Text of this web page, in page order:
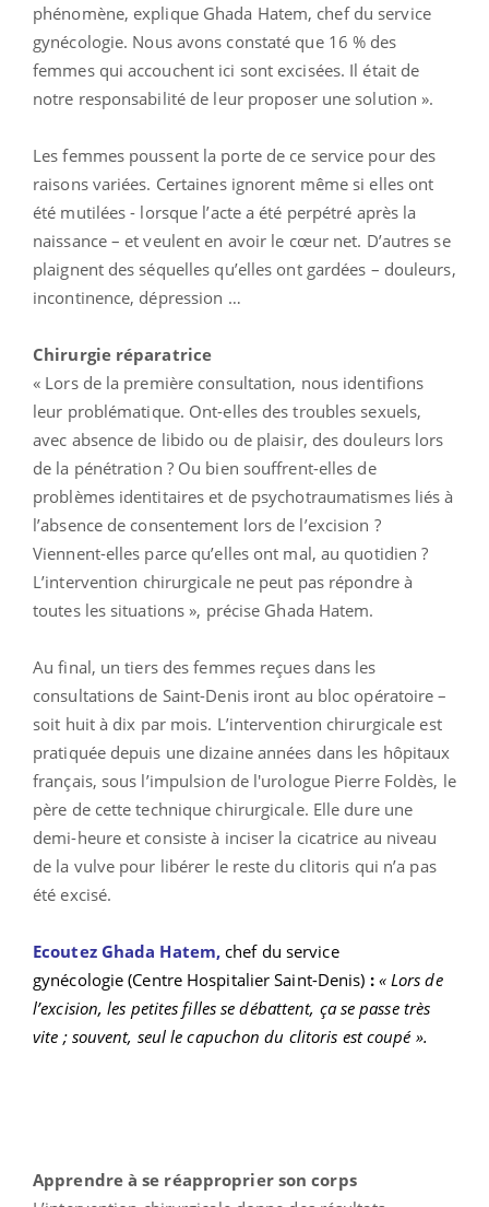
phénomène, explique Ghada Hatem, chef du service
gynécologie. Nous avons constaté que 16 % des
femmes qui accouchent ici sont excisées. Il était de
notre responsabilité de leur proposer une solution ».
Les femmes poussent la porte de ce service pour des
raisons variées. Certaines ignorent même si elles ont
été mutilées - lorsque l’acte a été perpétré après la
naissance – et veulent en avoir le cœur net. D’autres se
plaignent des séquelles qu’elles ont gardées – douleurs,
incontinence, dépression …
Chirurgie réparatrice
« Lors de la première consultation, nous identifions
leur problématique. Ont-elles des troubles sexuels,
avec absence de libido ou de plaisir, des douleurs lors
de la pénétration ? Ou bien souffrent-elles de
problèmes identitaires et de psychotraumatismes liés à
l’absence de consentement lors de l’excision ?
Viennent-elles parce qu’elles ont mal, au quotidien ?
L’intervention chirurgicale ne peut pas répondre à
toutes les situations », précise Ghada Hatem.
Au final, un tiers des femmes reçues dans les
consultations de Saint-Denis iront au bloc opératoire –
soit huit à dix par mois. L’intervention chirurgicale est
pratiquée depuis une dizaine années dans les hôpitaux
français, sous l’impulsion de l'urologue Pierre Foldès, le
père de cette technique chirurgicale. Elle dure une
demi-heure et consiste à inciser la cicatrice au niveau
de la vulve pour libérer le reste du clitoris qui n’a pas
été excisé.
Ecoutez Ghada Hatem, chef du service
gynécologie (Centre Hospitalier Saint-Denis) : « Lors de
l’excision, les petites filles se débattent, ça se passe très
vite ; souvent, seul le capuchon du clitoris est coupé ».
Apprendre à se réapproprier son corps